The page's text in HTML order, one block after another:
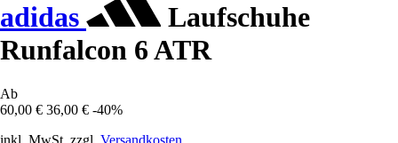
adidas
Laufschuhe
Runfalcon 6 ATR
Ab
60,00 € 36,00 € -40%
inkl. MwSt. zzgl. Versandkosten